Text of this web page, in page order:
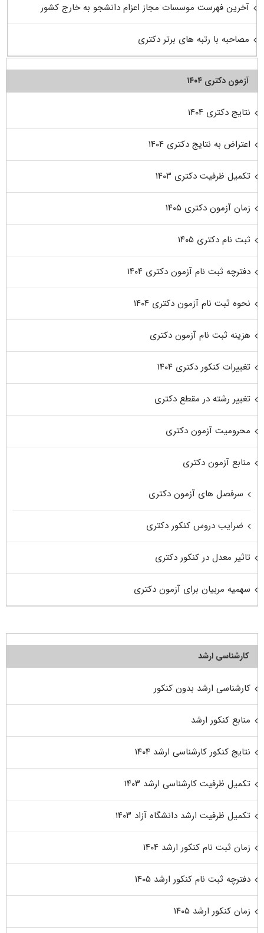
آخرین فهرست موسسات مجاز اعزام دانشجو به خارج کشور
مصاحبه با رتبه های برتر دکتری
آزمون دکتری ۱۴۰۴
نتایج دکتری ۱۴۰۴
اعتراض به نتایج دکتری ۱۴۰۴
تکمیل ظرفیت دکتری ۱۴۰۳
زمان آزمون دکتری ۱۴۰۵
ثبت نام دکتری ۱۴۰۵
دفترچه ثبت نام آزمون دکتری ۱۴۰۴
نحوه ثبت نام آزمون دکتری ۱۴۰۴
هزینه ثبت نام آزمون دکتری
تغییرات کنکور دکتری ۱۴۰۴
تغییر رشته در مقطع دکتری
محرومیت آزمون دکتری
منابع آزمون دکتری
سرفصل های آزمون دکتری
ضرایب دروس کنکور دکتری
تاثیر معدل در کنکور دکتری
سهمیه مربیان برای آزمون دکتری
کارشناسی ارشد
کارشناسی ارشد بدون کنکور
منابع کنکور ارشد
نتایج کنکور کارشناسی ارشد ۱۴۰۴
تکمیل ظرفیت کارشناسی ارشد ۱۴۰۳
تکمیل ظرفیت ارشد دانشگاه آزاد ۱۴۰۳
زمان ثبت نام کنکور ارشد ۱۴۰۴
دفترچه ثبت نام کنکور ارشد ۱۴۰۵
زمان کنکور ارشد ۱۴۰۵